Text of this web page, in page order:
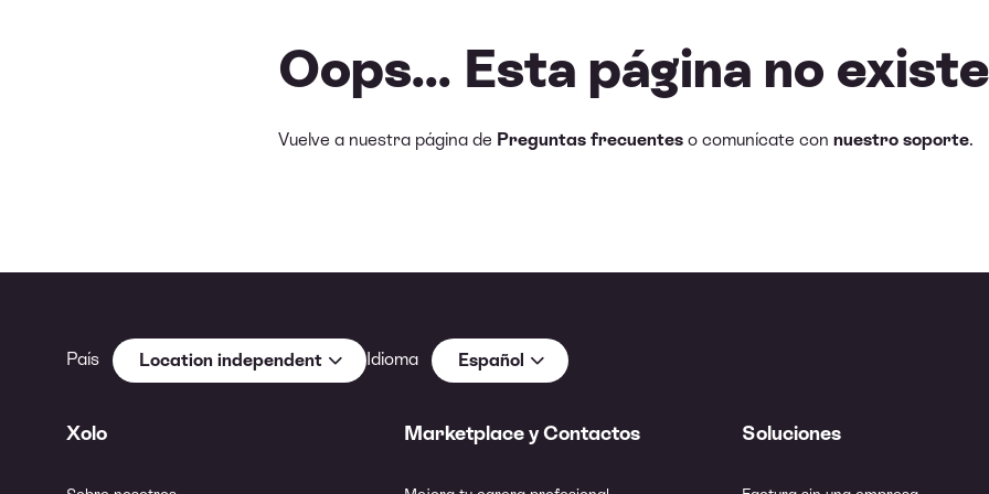
Oops... Esta página no
Vuelve a nuestra página de Preguntas frecuentes o comunícate con nuestro soporte.
País Location independent Idioma Español
Xolo Marketplace y Contactos Soluciones